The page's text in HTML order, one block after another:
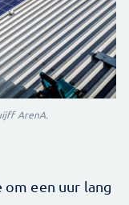
ArenA.
een uur lang